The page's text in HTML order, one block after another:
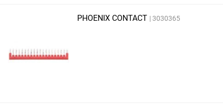
PHOENIX CONTACT 3030365